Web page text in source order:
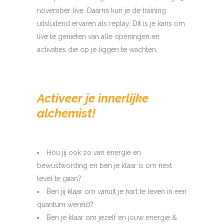
november live. Daarna kun je de training
uitsluitend ervaren als replay. Dit is je kans om
live te genieten van alle openingen en
activaties die op je liggen te wachten.
Activeer je innerlijke
alchemist!
Hou jij ook zo van energie en
bewustwording en ben je klaar is om next
level te gaan?
Ben jij klaar om vanuit je hart te leven in een
quantum wereld?
Ben je klaar om jezelf en jouw energie &